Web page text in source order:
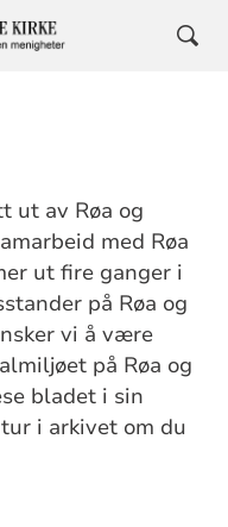
ut av Røa og
med Røa
ut fire ganger i
på Røa og
vi å være
på Røa og
bladet i sin
i arkivet om du